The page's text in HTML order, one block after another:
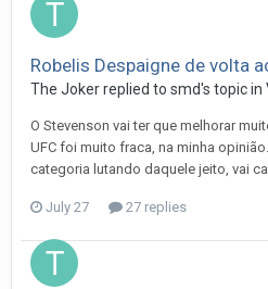
Robelis Despaigne de volta
The Jokerreplied to smd's topic in
O Stevenson vai ter que melhorar
UFC foi muito fraca, na minha
categoria lutando daquele jeito, vai
July 27 27 replies